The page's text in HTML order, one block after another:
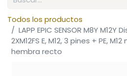
Todos los productos
LAPP EPIC SENSOR M8Y
2XM12FS E, M12, 3 pines + PE,
hembra recto